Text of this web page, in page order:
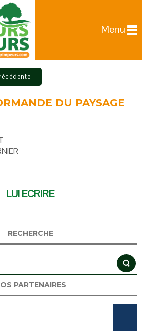
Menu
DU PAYSAGE
LUI ECRIRE
RECHERCHE
PARTENAIRES